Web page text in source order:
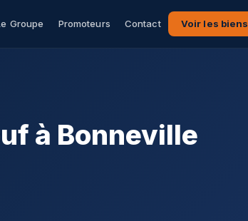
Groupe Promoteurs Contact Voir les biens
à Bonneville